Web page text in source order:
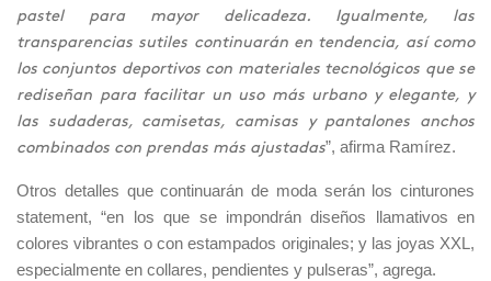
pastel para mayor delicadeza. Igualmente, las
transparencias sutiles continuarán en tendencia, así como
los conjuntos deportivos con materiales tecnológicos que se
rediseñan para facilitar un uso más urbano y elegante, y
las sudaderas, camisetas, camisas y pantalones anchos
combinados con prendas más ajustadas”, afirma Ramírez.
Otros detalles que continuarán de moda serán los cinturones
statement, “en los que se impondrán diseños llamativos en
colores vibrantes o con estampados originales; y las joyas XXL,
especialmente en collares, pendientes y pulseras”, agrega.